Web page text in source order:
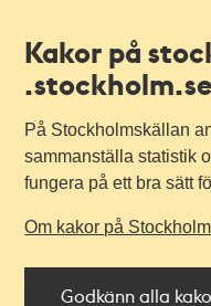
Kakor på
.stockholm.se
På Stockholmskällan
sammanställa statistik
fungera på ett bra sätt
Om kakor på
Godkänn alla